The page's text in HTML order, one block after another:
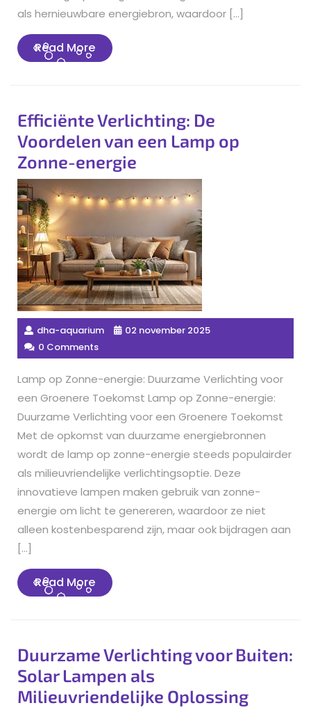
als hernieuwbare energiebron, waardoor […]
Read MoreRead
More
Efficiënte Verlichting: De
Voordelen van een Lamp op
Zonne-energie
dha-aquarium
02 november 2025
0 Comments
Lamp op Zonne-energie: Duurzame Verlichting voor
een Groenere Toekomst Lamp op Zonne-energie:
Duurzame Verlichting voor een Groenere Toekomst
Met de opkomst van duurzame energiebronnen
wordt de lamp op zonne-energie steeds populairder
als milieuvriendelijke verlichtingsoptie. Deze
innovatieve lampen maken gebruik van zonne-
energie om licht te genereren, waardoor ze niet
alleen kostenbesparend zijn, maar ook bijdragen aan
[…]
Read MoreRead
More
Duurzame Verlichting voor Buiten:
Solar Lampen als
Milieuvriendelijke Oplossing